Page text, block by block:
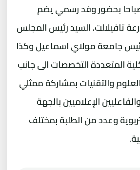
بحضور وفد رسمي يضم
تافيلالت، السيد رئيس المجلس
جامعة مولاي اسماعيل وكذا
المتعددة التخصصات الى جانب
والتقنيات بمشاركة ممثلي
الإعلاميين بالجهة
وعدد من الطلبة بمختلف